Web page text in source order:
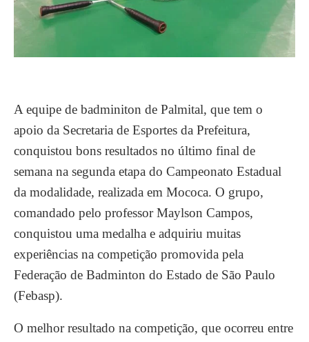
A equipe de badminiton de Palmital, que tem o
apoio da Secretaria de Esportes da Prefeitura,
conquistou bons resultados no último final de
semana na segunda etapa do Campeonato Estadual
da modalidade, realizada em Mococa. O grupo,
comandado pelo professor Maylson Campos,
conquistou uma medalha e adquiriu muitas
experiências na competição promovida pela
Federação de Badminton do Estado de São Paulo
(Febasp).
O melhor resultado na competição, que ocorreu entre